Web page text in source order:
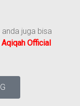
juga bisa
Official